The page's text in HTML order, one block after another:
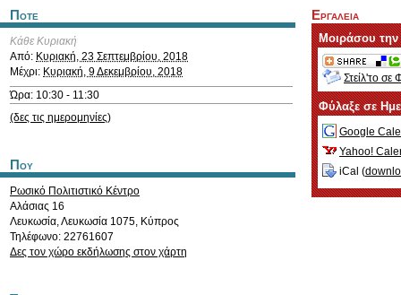
Ποτε
Κάθε Κυριακή
Από: Κυριακή, 23 Σεπτεμβρίου, 2018
Μέχρι: Κυριακή, 9 Δεκεμβρίου, 2018
Ώρα: 10:30 - 11:30
(δες τις ημερομηνίες)
Που
Ρωσικό Πολιτιστικό Κέντρο
Αλάσιας 16
Λευκωσία,Λευκωσία 1075, Κύπρος
Τηλέφωνο: 22761607
Δες τον χώρο εκδήλωσης στον χάρτη
Εργαλεια
Μοιράσου
Στείλ'το σε
Φύλαξε σε
Google
Yahoo!
iCal (